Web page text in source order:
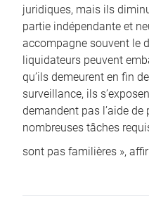
juridiques, mais ils
partie indépendante et
accompagne souvent le
liquidateurs peuvent
qu’ils demeurent en fin
surveillance, ils
demandent pas l’aide
nombreuses tâches
sont pas familières »,